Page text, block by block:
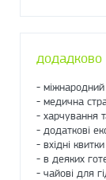
додадково
- міжнародний
- медична
- харчування
- додаткові
- вхідні
- в деяких
- чайові для